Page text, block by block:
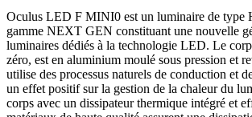
Oculus LED F MINI0 est un luminaire de type
gamme NEXT GEN constituant une nouvelle
luminaires dédiés à la technologie LED. Le
zéro, est en aluminium moulé sous pression et
utilise des processus naturels de conduction et
un effet positif sur la gestion de la chaleur du
corps avec un dissipateur thermique intégré et